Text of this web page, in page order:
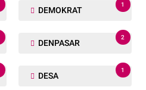
DEMOKRAT
1
DENPASAR
2
DESA
1